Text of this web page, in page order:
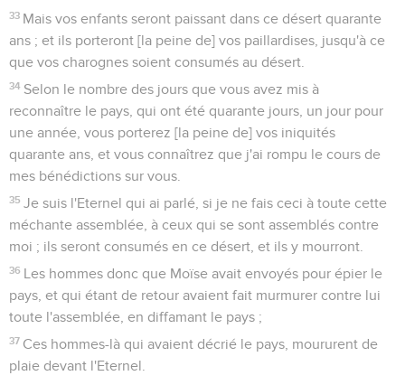
33 Mais vos enfants seront paissant dans ce désert quarante
ans ; et ils porteront [la peine de] vos paillardises, jusqu'à ce
que vos charognes soient consumés au désert.
34 Selon le nombre des jours que vous avez mis à
reconnaître le pays, qui ont été quarante jours, un jour pour
une année, vous porterez [la peine de] vos iniquités
quarante ans, et vous connaîtrez que j'ai rompu le cours de
mes bénédictions sur vous.
35 Je suis l'Eternel qui ai parlé, si je ne fais ceci à toute cette
méchante assemblée, à ceux qui se sont assemblés contre
moi ; ils seront consumés en ce désert, et ils y mourront.
36 Les hommes donc que Moïse avait envoyés pour épier le
pays, et qui étant de retour avaient fait murmurer contre lui
toute l'assemblée, en diffamant le pays ;
37 Ces hommes-là qui avaient décrié le pays, moururent de
plaie devant l'Eternel.